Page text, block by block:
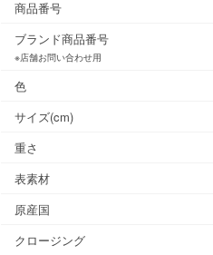
商品番号
ブランド商品番号
※店舗お問い合わせ用
色
サイズ(cm)
重さ
表素材
原産国
クロージング